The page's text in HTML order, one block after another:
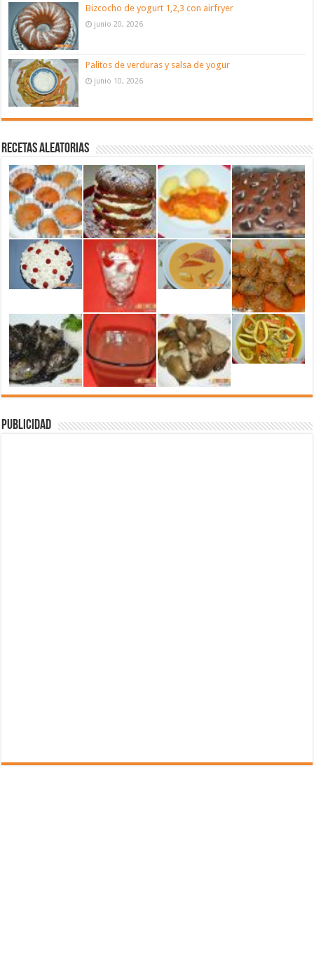
Bizcocho de yogurt 1,2,3 con airfryer
junio 20, 2026
Palitos de verduras y salsa de yogur
junio 10, 2026
Recetas aleatorias
Publicidad